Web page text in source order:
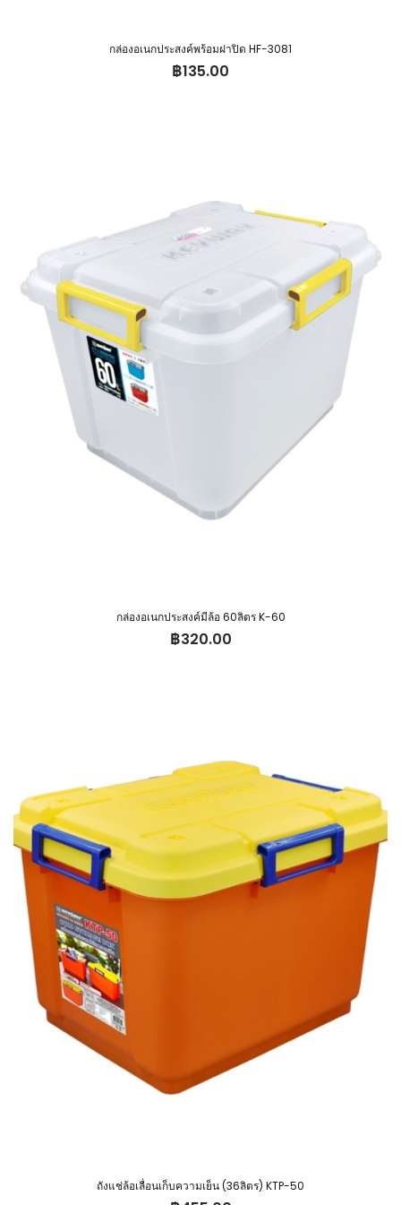
กล่องอเนกประสงค์พร้อมฝาปิด HF-3081
฿135.00
กล่องอเนกประสงค์มีล้อ 60ลิตร K-60
฿320.00
ถังแช่ล้อเลื่อนเก็บความเย็น (36ลิตร) KTP-50